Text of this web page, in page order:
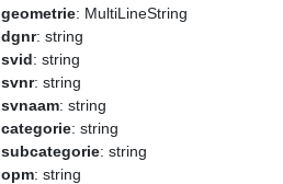
geometrie: MultiLineString
dgnr: string
svid: string
svnr: string
svnaam: string
categorie: string
subcategorie: string
opm: string